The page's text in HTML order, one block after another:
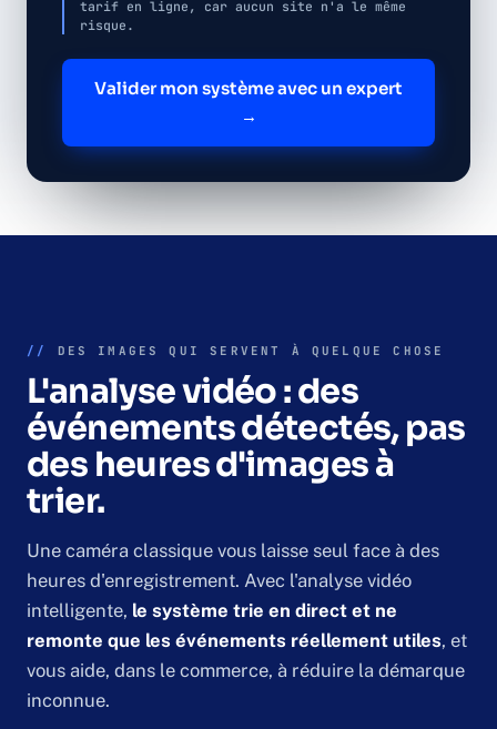
tarif en ligne, car aucun site n'a le même
risque.
Valider mon système avec un expert
→
// DES IMAGES QUI SERVENT À QUELQUE CHOSE
L'analyse vidéo : des
événements détectés, pas
des heures d'images à
trier.
Une caméra classique vous laisse seul face à des
heures d'enregistrement. Avec l'analyse vidéo
intelligente, le système trie en direct et ne
remonte que les événements réellement utiles, et
vous aide, dans le commerce, à réduire la démarque
inconnue.